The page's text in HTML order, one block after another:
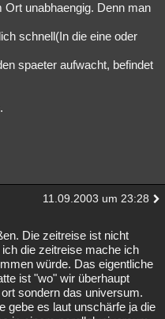
unabhaengig. Denn man
schnell(In die eine oder
spaeter aufwacht, befindet
11.09.2003 um 23:28
Die zeitreise ist nicht
die zeitreise mache ich
würde. Das eigentliche
ist "wo" wir überhaupt
sondern das universum.
gebe es laut unschärfe ja die